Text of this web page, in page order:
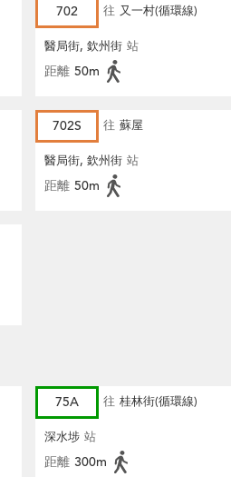
702 往 又一村(循環線)
醫局街, 欽州街 站
距離 50m
702S 往 蘇屋
醫局街, 欽州街 站
距離 50m
75A 往 桂林街(循環線)
深水埗 站
距離 300m